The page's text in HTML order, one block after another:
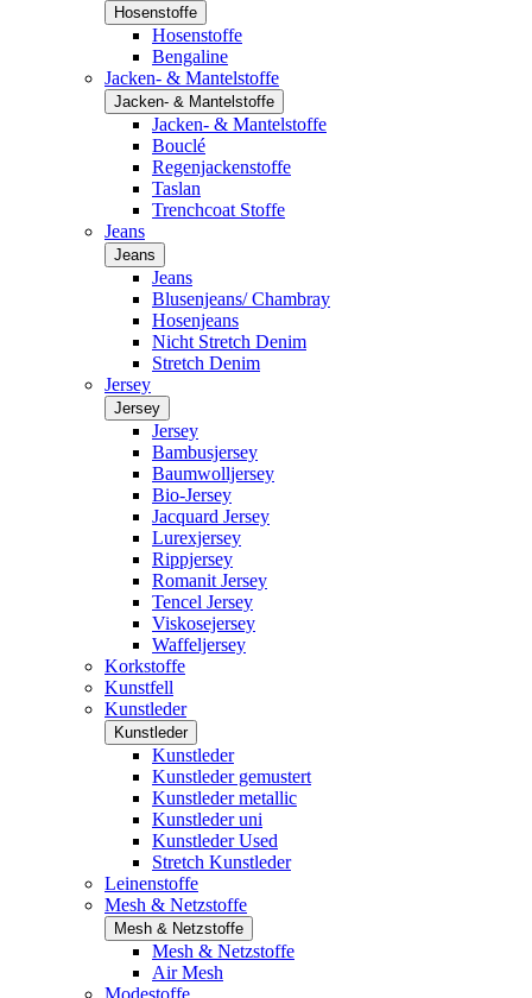
Hosenstoffe
Hosenstoffe
Bengaline
Jacken- & Mantelstoffe
Jacken- & Mantelstoffe
Jacken- & Mantelstoffe
Bouclé
Regenjackenstoffe
Taslan
Trenchcoat Stoffe
Jeans
Jeans
Jeans
Blusenjeans/ Chambray
Hosenjeans
Nicht Stretch Denim
Stretch Denim
Jersey
Jersey
Jersey
Bambusjersey
Baumwolljersey
Bio-Jersey
Jacquard Jersey
Lurexjersey
Rippjersey
Romanit Jersey
Tencel Jersey
Viskosejersey
Waffeljersey
Korkstoffe
Kunstfell
Kunstleder
Kunstleder
Kunstleder
Kunstleder gemustert
Kunstleder metallic
Kunstleder uni
Kunstleder Used
Stretch Kunstleder
Leinenstoffe
Mesh & Netzstoffe
Mesh & Netzstoffe
Mesh & Netzstoffe
Air Mesh
Modestoffe